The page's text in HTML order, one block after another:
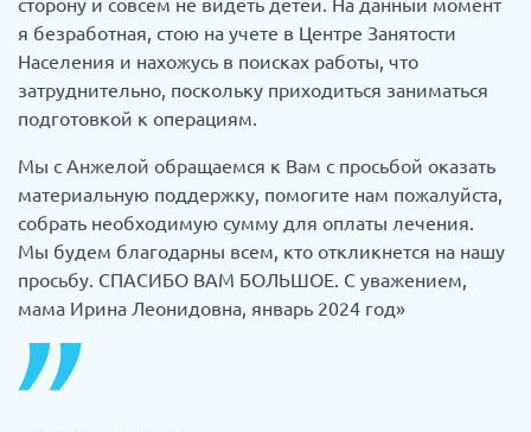
сторону и совсем не видеть детей. На данный момент
я безработная, стою на учете в Центре Занятости
Населения и нахожусь в поисках работы, что
затруднительно, поскольку приходиться заниматься
подготовкой к операциям.
Мы с Анжелой обращаемся к Вам с просьбой оказать
материальную поддержку, помогите нам пожалуйста,
собрать необходимую сумму для оплаты лечения.
Мы будем благодарны всем, кто откликнется на нашу
просьбу. СПАСИБО ВАМ БОЛЬШОЕ. С уважением,
мама Ирина Леонидовна, январь 2024 год»